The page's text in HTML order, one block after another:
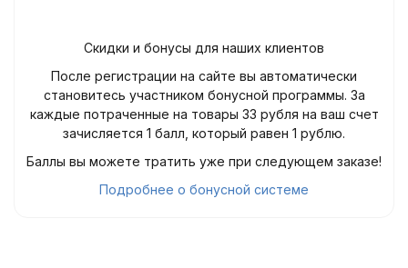
Скидки и бонусы для наших клиентов
После регистрации на сайте вы автоматически
становитесь участником бонусной программы. За
каждые потраченные на товары 33 рубля на ваш счет
зачисляется 1 балл, который равен 1 рублю.
Баллы вы можете тратить уже при следующем заказе!
Подробнее о бонусной системе